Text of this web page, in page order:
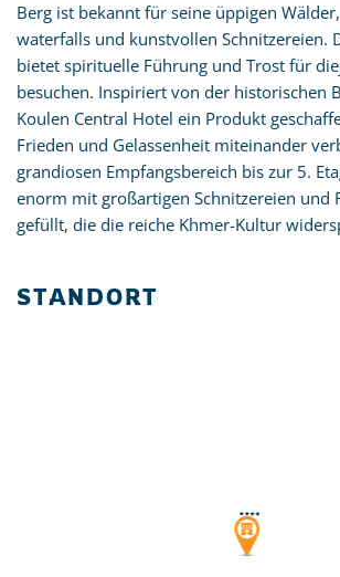
Berg ist bekannt für seine üppigen
waterfalls und kunstvollen Schnitzereien.
bietet spirituelle Führung und Trost für
besuchen. Inspiriert von der historischen
Koulen Central Hotel ein Produkt
Frieden und Gelassenheit miteinander
grandiosen Empfangsbereich bis zur 5.
enorm mit großartigen Schnitzereien und
gefüllt, die die reiche Khmer-Kultur
STANDORT